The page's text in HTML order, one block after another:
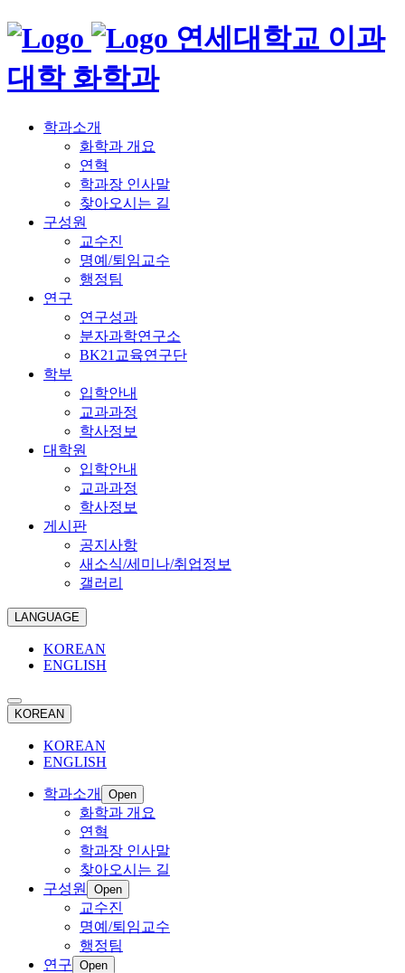
연세대학교 이과
대학 화학과
학과소개
화학과 개요
연혁
학과장 인사말
찾아오시는 길
구성원
교수진
명예/퇴임교수
행정팀
연구
연구성과
분자과학연구소
BK21교육연구단
학부
입학안내
교과과정
학사정보
대학원
입학안내
교과과정
학사정보
게시판
공지사항
새소식/세미나/취업정보
갤러리
LANGUAGE
KOREAN
ENGLISH
KOREAN
KOREAN
ENGLISH
학과소개 Open
화학과 개요
연혁
학과장 인사말
찾아오시는 길
구성원
Open
교수진
명예/퇴임교수
행정팀
연구 Open